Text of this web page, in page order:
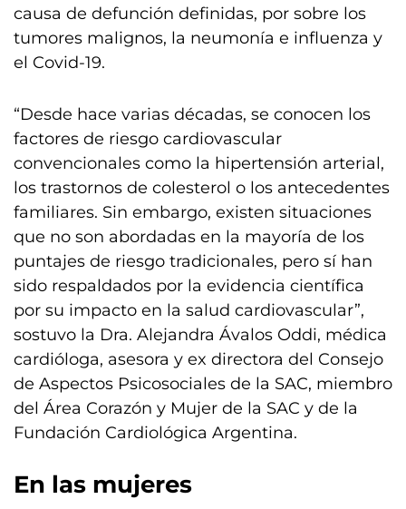
causa de defunción definidas, por sobre los
tumores malignos, la neumonía e influenza y
el Covid-19.
“Desde hace varias décadas, se conocen los
factores de riesgo cardiovascular
convencionales como la hipertensión arterial,
los trastornos de colesterol o los antecedentes
familiares. Sin embargo, existen situaciones
que no son abordadas en la mayoría de los
puntajes de riesgo tradicionales, pero sí han
sido respaldados por la evidencia científica
por su impacto en la salud cardiovascular”,
sostuvo la Dra. Alejandra Ávalos Oddi, médica
cardióloga, asesora y ex directora del Consejo
de Aspectos Psicosociales de la SAC, miembro
del Área Corazón y Mujer de la SAC y de la
Fundación Cardiológica Argentina.
En las mujeres